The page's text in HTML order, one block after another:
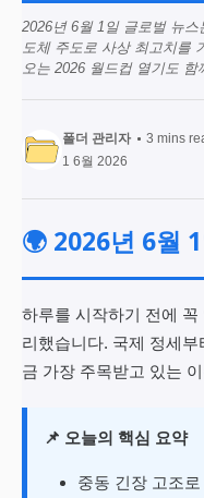
2026년 6월 1일 글로벌 뉴
도체 주도로 사상 최고치를
오는 2026 월드컵 열기도 함
폴더 관리자 3 mins
1 6월 2026
🌍 2026년 6월
하루를 시작하기 전에
리했습니다. 국제 정세
금 가장 주목받고 있는
📌 오늘의 핵심 요약
중동 긴장 고조